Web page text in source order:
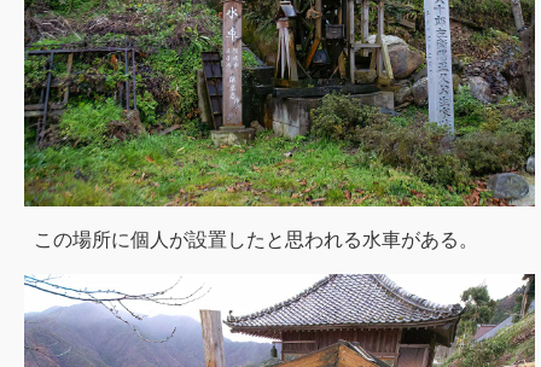
この場所に個人が設置したと思われる水車がある。